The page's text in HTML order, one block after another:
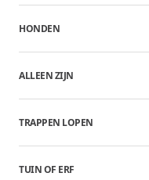
HONDEN
ALLEEN ZIJN
TRAPPEN LOPEN
TUIN OF ERF